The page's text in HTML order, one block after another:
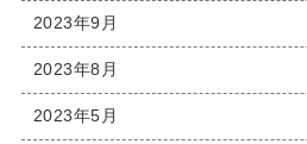
2023年9月
2023年8月
2023年5月